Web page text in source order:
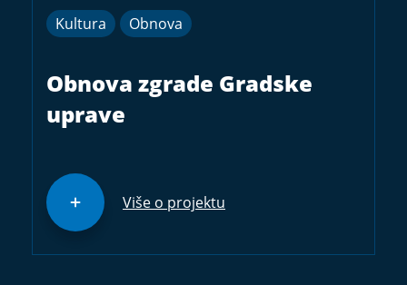
Kultura Obnova
Obnova zgrade Gradske
uprave
Više o projektu